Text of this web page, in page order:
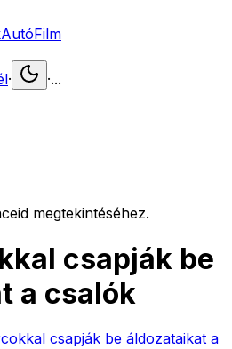
AutóFilm
· ·...
megtekintéséhez.
csapják be
a csalók
csapják be áldozataikat a